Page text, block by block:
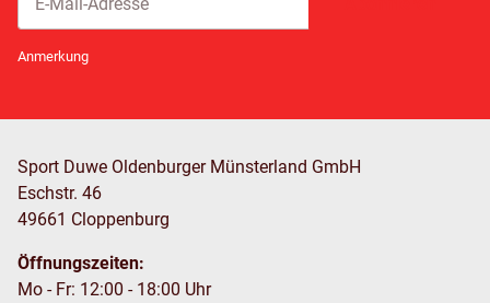
Anmerkung
Sport Duwe Oldenburger Münsterland GmbH
Eschstr. 46
49661 Cloppenburg
Öffnungszeiten:
Mo - Fr: 12:00 - 18:00 Uhr